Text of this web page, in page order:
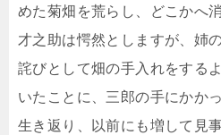
めた菊畑を荒らし、どこかへ
才之助は愕然としますが、姉
詫びとして畑の手入れをする
いたことに、三郎の手にかか
生き返り、以前にも増して見